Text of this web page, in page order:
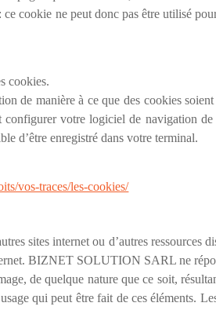
cookie ne peut donc pas être utilisé
cookies.
de manière à ce que des cookies
votre logiciel de navigation
d’être enregistré dans votre terminal.
vos-traces/les-cookies/
sites internet ou d’autres
BIZNET SOLUTION SARL ne
de quelque nature que ce soit,
qui peut être fait de ces éléments.